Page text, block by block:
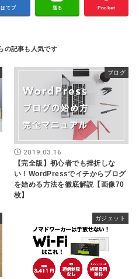
はてブ 送る Pocket
ブログ
2019.03.16
【完全版】初心者でも挫折しな
い！WordPressでイチからブログ
を始める方法を徹底解説【画像70
枚】
ガジェット